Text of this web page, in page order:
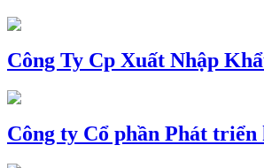
Công Ty Cp Xuất Nhập
Công ty Cổ phần Phát